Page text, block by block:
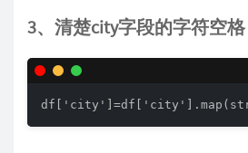
3、清楚city字段的字符空格